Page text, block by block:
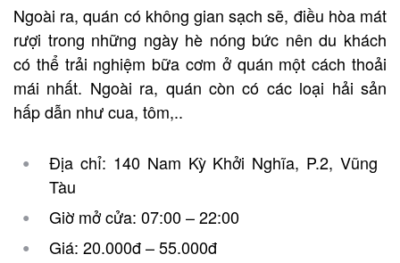
Ngoài ra, quán có không gian sạch sẽ, điều hòa mát
rượi trong những ngày hè nóng bức nên du khách
có thể trải nghiệm bữa cơm ở quán một cách thoải
mái nhất. Ngoài ra, quán còn có các loại hải sản
hấp dẫn như cua, tôm,..
Địa chỉ: 140 Nam Kỳ Khởi Nghĩa, P.2, Vũng
Tàu
Giờ mở cửa: 07:00 – 22:00
Giá: 20.000đ – 55.000đ